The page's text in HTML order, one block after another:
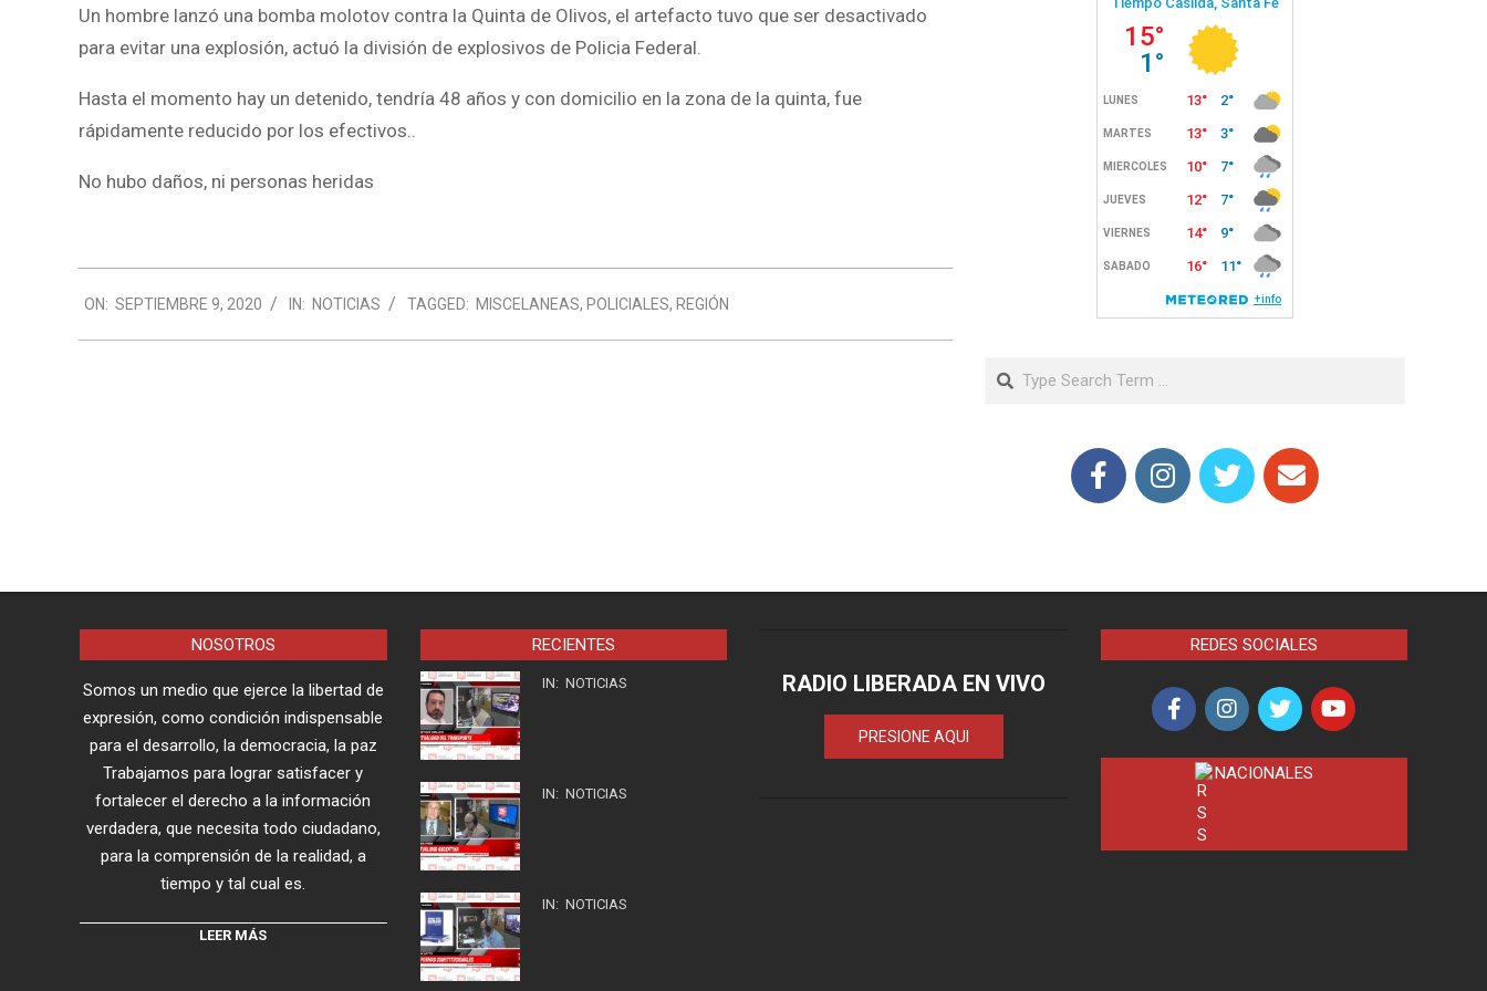
Un hombre lanzó una bomba molotov contra la Quinta de Olivos, el artefacto tuvo que ser desactivado
para evitar una explosión, actuó la división de explosivos de Policia Federal.
Hasta el momento hay un detenido, tendría 48 años y con domicilio en la zona de la quinta, fue
rápidamente reducido por los efectivos..
No hubo daños, ni personas heridas
09-
09
ON: SEPTIEMBRE 9, 2020 IN: NOTICIAS TAGGED: MISCELANEAS, POLICIALES, REGIÓN
Search
NOSOTROS
Somos un medio que ejerce la libertad de
expresión, como condición indispensable
para el desarrollo, la democracia, la paz
Trabajamos para lograr satisfacer y
fortalecer el derecho a la información
verdadera, que necesita todo ciudadano,
para la comprensión de la realidad, a
tiempo y tal cual es.
LEER MÁS
RECIENTES
IN: NOTICIAS
IN: NOTICIAS
IN: NOTICIAS
RADIO LIBERADA EN VIVO
PRESIONE AQUI
REDES SOCIALES
NACIONALES